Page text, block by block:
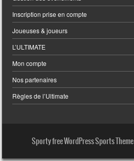
Inscription prise en compte
Joueuses & joueurs
L’ULTIMATE
Mon compte
Nos partenaires
Règles de l’Ultimate
Sporty free WordPress Sports Theme